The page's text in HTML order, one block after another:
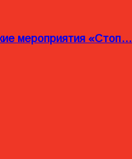
мероприятия «Стоп…